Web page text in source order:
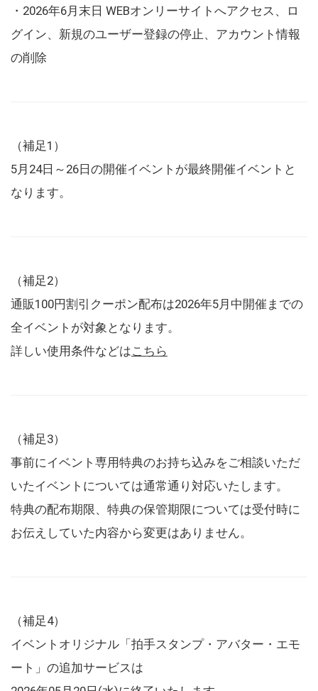
・2026年6月末日 WEBオンリーサイトへアクセス、ロ
グイン、新規のユーザー登録の停止、アカウント情報
の削除
（補足1）
5月24日～26日の開催イベントが最終開催イベントと
なります。
（補足2）
通販100円割引クーポン配布は2026年5月中開催までの
全イベントが対象となります。
詳しい使用条件などはこちら
（補足3）
事前にイベント専用特典のお持ち込みをご相談いただ
いたイベントについては通常通り対応いたします。
特典の配布期限、特典の保管期限については受付時に
お伝えしていた内容から変更はありません。
（補足4）
イベントオリジナル「拍手スタンプ・アバター・エモ
ート」の追加サービスは